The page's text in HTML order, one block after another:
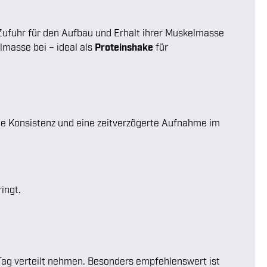
für den Aufbau und Erhalt ihrer Muskelmasse
bei – ideal als Proteinshake für
und eine zeitverzögerte Aufnahme im
verteilt nehmen. Besonders empfehlenswert ist